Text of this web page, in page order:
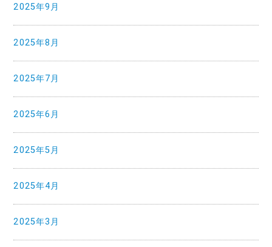
2025年9月
2025年8月
2025年7月
2025年6月
2025年5月
2025年4月
2025年3月